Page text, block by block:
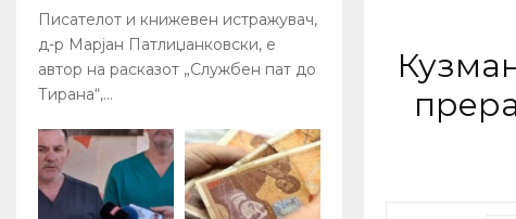
Писателот и книжевен истражувач,
д-р Марјан Патлиџанковски, е
автор на расказот „Службен пат до
Тирана“,...